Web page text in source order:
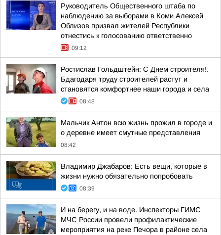
Руководитель Общественного штаба по
наблюдению за выборами в Коми Алексей
Облизов призвал жителей Республики
отнестись к голосованию ответственно
09:12
Ростислав Гольдштейн: С Днем строителя!.
Бдагодаря труду строителей растут и
становятся комфортнее наши города и села
08:48
Мальчик Антон всю жизнь прожил в городе и
о деревне имеет смутные представления
08:42
Владимир Джабаров: Есть вещи, которые в
жизни нужно обязательно попробовать
08:39
И на берегу, и на воде. Инспекторы ГИМС
МЧС России провели профилактические
мероприятия на реке Печора в районе села